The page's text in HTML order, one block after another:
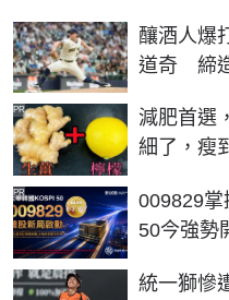
釀酒人爆
道奇 締造
減肥首選
細了，瘦
PR
009829掌
50今強勢
PR
統一獅慘